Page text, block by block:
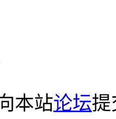
本站论坛提